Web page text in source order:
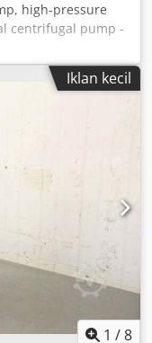
high-pressure
centrifugal pump -
2 m³/h - Max.
Tk Sqofx
per unit - Quantity:
- Weight: 12.4 kg
Iklan kecil
1 /8